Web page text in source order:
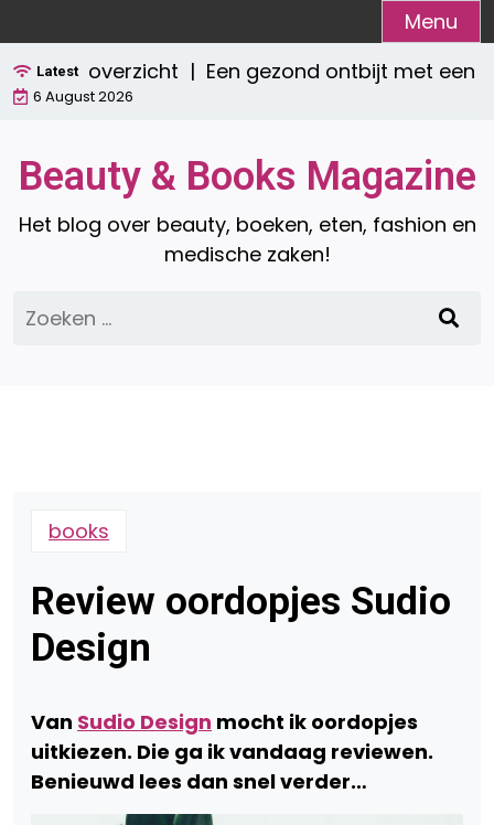
naar
de
inhoud
Menu
Latestoverzicht |Een gezond ontbijt met een
6 August 2026
Beauty & Books Magazine
Het blog over beauty, boeken, eten, fashion en
medische zaken!
Zoeken
naar:
books
Review oordopjes Sudio
Design
Van Sudio Design mocht ik oordopjes
uitkiezen. Die ga ik vandaag reviewen.
Benieuwd lees dan snel verder…